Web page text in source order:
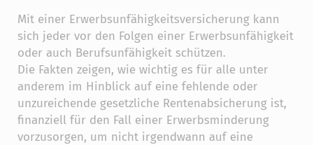
Mit einer Erwerbsunfähigkeitsversicherung kann
sich jeder vor den Folgen einer Erwerbsunfähigkeit
oder auch Berufsunfähigkeit schützen.
Die Fakten zeigen, wie wichtig es für alle unter
anderem im Hinblick auf eine fehlende oder
unzureichende gesetzliche Rentenabsicherung ist,
finanziell für den Fall einer Erwerbsminderung
vorzusorgen, um nicht irgendwann auf eine